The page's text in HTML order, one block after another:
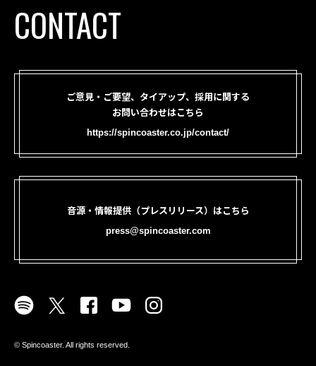
CONTACT
ご意見・ご要望、タイアップ、採用に関する
お問い合わせはこちら
https://spincoaster.co.jp/contact/
音源・情報提供（プレスリリース）はこちら
press@spincoaster.com
©︎ Spincoaster. All rights reserved.